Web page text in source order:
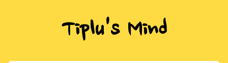
Tiplu's Mind